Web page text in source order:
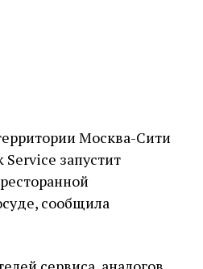
Москва-Сити
запустит
сообщила